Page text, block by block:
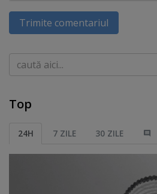
Trimite comentariul
Caută
Top
24H 7 ZILE 30 ZILE